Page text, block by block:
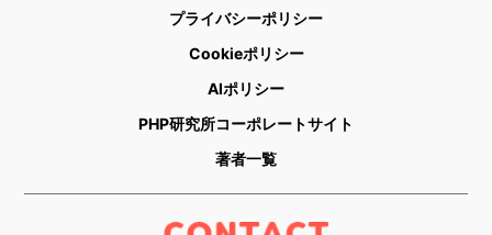
プライバシーポリシー
Cookieポリシー
AIポリシー
PHP研究所コーポレートサイト
著者一覧